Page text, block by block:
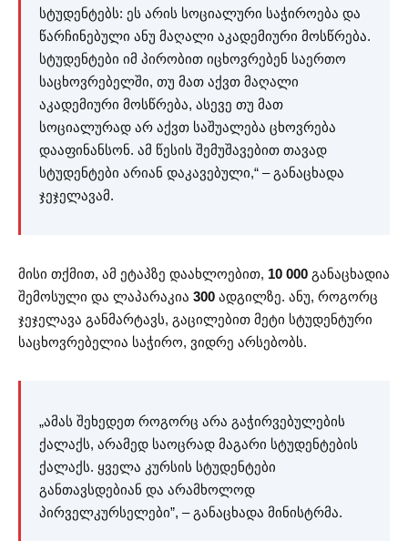
სტუდენტებს: ეს არის სოციალური საჭიროება და
წარჩინებული ანუ მაღალი აკადემიური მოსწრება.
სტუდენტები იმ პირობით იცხოვრებენ საერთო
საცხოვრებელში, თუ მათ აქვთ მაღალი
აკადემიური მოსწრება, ასევე თუ მათ
სოციალურად არ აქვთ საშუალება ცხოვრება
დააფინანსონ. ამ წესის შემუშავებით თავად
სტუდენტები არიან დაკავებული,“ – განაცხადა
ჯეჯელავამ.
მისი თქმით, ამ ეტაპზე დაახლოებით, 10 000 განაცხადია
შემოსული და ლაპარაკია 300 ადგილზე. ანუ, როგორც
ჯეჯელავა განმარტავს, გაცილებით მეტი სტუდენტური
საცხოვრებელია საჭირო, ვიდრე არსებობს.
„ამას შეხედეთ როგორც არა გაჭირვებულების
ქალაქს, არამედ საოცრად მაგარი სტუდენტების
ქალაქს. ყველა კურსის სტუდენტები
განთავსდებიან და არამხოლოდ
პირველკურსელები”, – განაცხადა მინისტრმა.